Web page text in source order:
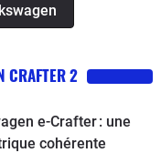
CRAFTER 2
e-Crafter : une
cohérente